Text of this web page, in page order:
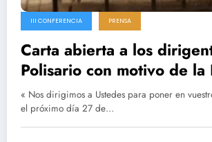
III CONFERENCIA PRENSA
Carta abierta a los
Polisario con motivo de la
Conferencia
Diálogo y la Paz en el
Occidental celebrada en
« Nos dirigimos a Ustedes para poner en
el próximo día 27 de…